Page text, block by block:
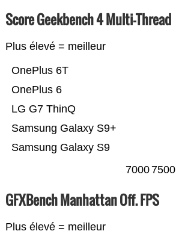
Score Geekbench 4 Multi-Thread
Plus élevé = meilleur
Samsung Galaxy S9
Samsung Galaxy S9+
LG G7 ThinQ
OnePlus 6
OnePlus 6T
7000 7500
GFXBench Manhattan Off. FPS
Plus élevé = meilleur